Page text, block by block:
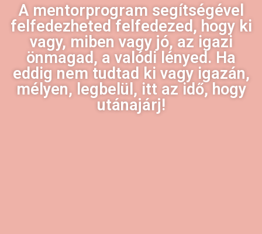
A mentorprogram segítségével
felfedezheted felfedezed, hogy ki
vagy, miben vagy jó, az igazi
önmagad, a valódi lényed. Ha
eddig nem tudtad ki vagy igazán,
mélyen, legbelül, itt az idő, hogy
utánajárj!